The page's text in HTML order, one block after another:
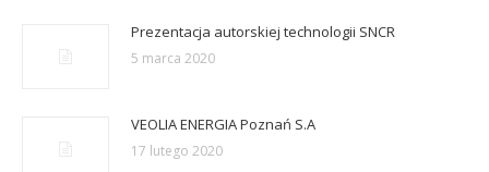
Prezentacja autorskiej technologii SNCR
5 marca 2020
VEOLIA ENERGIA Poznań S.A
17 lutego 2020